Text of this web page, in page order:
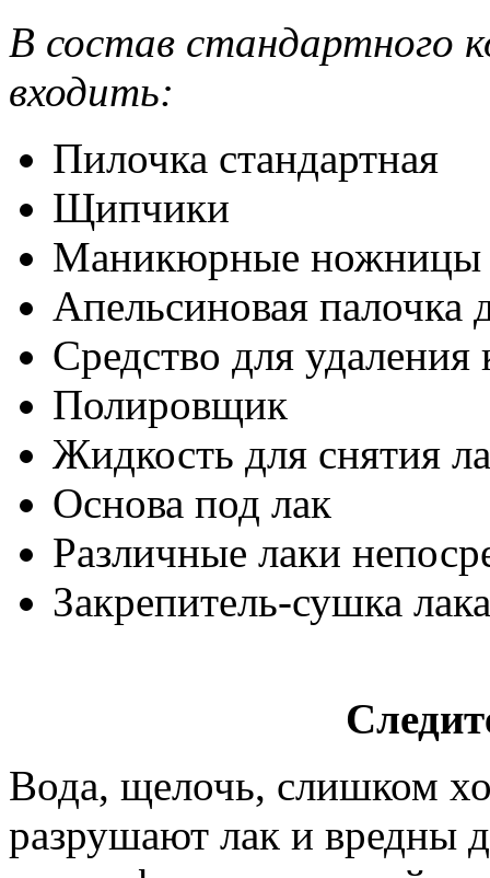
В состав стандартного
входить:
Пилочка стандартная
Щипчики
Маникюрные ножницы
Апельсиновая палочка
Средство для удаления
Полировщик
Жидкость для снятия
Основа под лак
Различные лаки
Закрепитель-сушка лака
Вода, щелочь, слишком
разрушают лак и вредны